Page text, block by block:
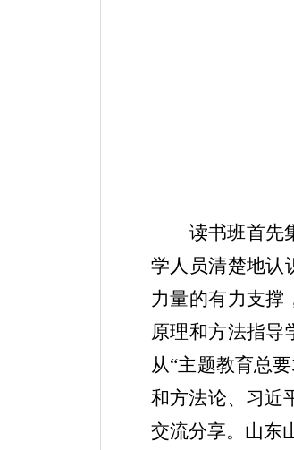
读书班首先
学人员清楚地认
力量的有力支撑
原理和方法指导
从“主题教育总
和方法论、习近
交流分享。山东